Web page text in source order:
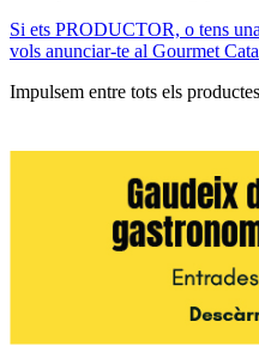
Si ets PRODUCTOR, o tens
vols anunciar-te al Gourmet
Impulsem entre tots els